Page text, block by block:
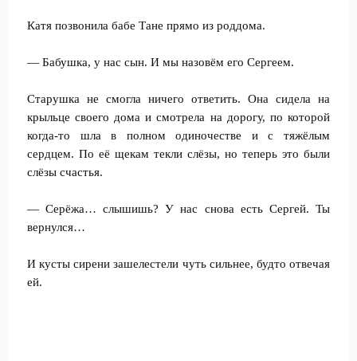
Катя позвонила бабе Тане прямо из роддома.
— Бабушка, у нас сын. И мы назовём его Сергеем.
Старушка не смогла ничего ответить. Она сидела на
крыльце своего дома и смотрела на дорогу, по которой
когда-то шла в полном одиночестве и с тяжёлым
сердцем. По её щекам текли слёзы, но теперь это были
слёзы счастья.
— Серёжа… слышишь? У нас снова есть Сергей. Ты
вернулся…
И кусты сирени зашелестели чуть сильнее, будто отвечая
ей.